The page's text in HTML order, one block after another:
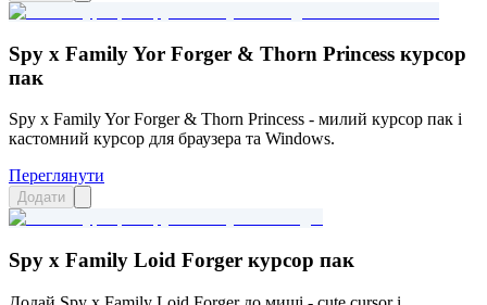
Spy x Family Yor Forger & Thorn Princess курсор
пак
Spy x Family Yor Forger & Thorn Princess - милий курсор пак і
кастомний курсор для браузера та Windows.
Переглянути
Додати
Spy x Family Loid Forger курсор пак